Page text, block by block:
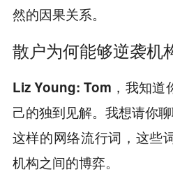
然的因果关系。
散户为何能够逆袭机
Liz Young: Tom，我知道
己的独到见解。我想请你
这样的网络流行词，这些
机构之间的博弈。